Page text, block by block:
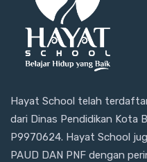
Hayat School telah
dari Dinas Pendidikan Kota
P9970624. Hayat School
PAUD DAN PNF dengan